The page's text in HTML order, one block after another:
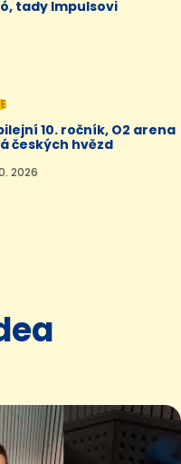
tady Impulsovi
10. ročník, O2 arena
českých hvězd
2026